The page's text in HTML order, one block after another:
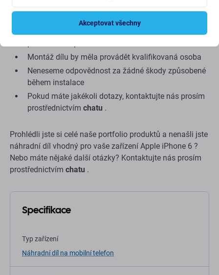
před montáží otestujte funkčnost součásti
Montáž dílu by měla provádět kvalifikovaná osoba
Neneseme odpovědnost za žádné škody způsobené
během instalace
Pokud máte jakékoli dotazy, kontaktujte nás prosím
prostřednictvím chatu .
Prohlédli jste si celé naše portfolio produktů a nenašli jste
náhradní díl vhodný pro vaše zařízení Apple iPhone 6 ?
Nebo máte nějaké další otázky? Kontaktujte nás prosím
prostřednictvím chatu .
Specifikace
Typ zařízení
Náhradní díl na mobilní telefon
Akceptovat všechny